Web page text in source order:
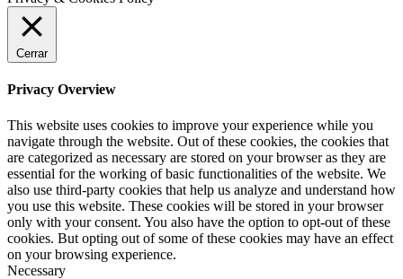
Cerrar
Privacy Overview
This website uses cookies to improve your experience while you
navigate through the website. Out of these cookies, the cookies that
are categorized as necessary are stored on your browser as they are
essential for the working of basic functionalities of the website. We
also use third-party cookies that help us analyze and understand how
you use this website. These cookies will be stored in your browser
only with your consent. You also have the option to opt-out of these
cookies. But opting out of some of these cookies may have an effect
on your browsing experience.
Necessary